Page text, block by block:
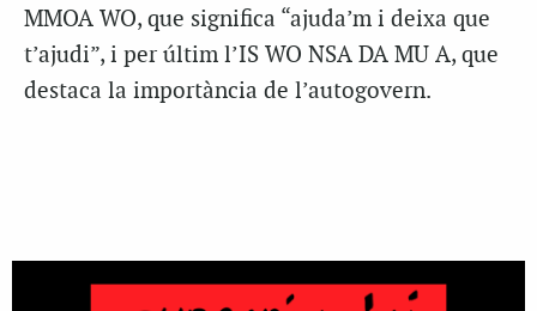
MMOA WO, que significa “ajuda’m i deixa que
t’ajudi”, i per últim l’IS WO NSA DA MU A, que
destaca la importància de l’autogovern.